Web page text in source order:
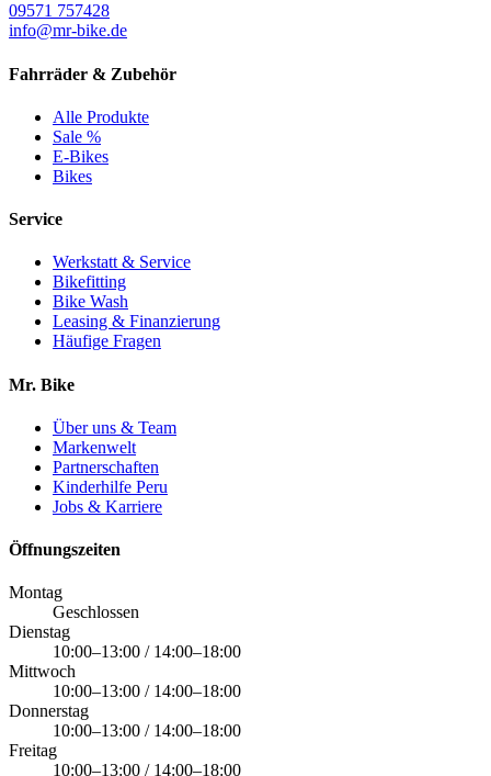
09571 757428
info@mr-bike.de
Fahrräder & Zubehör
Alle Produkte
Sale %
E-Bikes
Bikes
Service
Werkstatt & Service
Bikefitting
Bike Wash
Leasing & Finanzierung
Häufige Fragen
Mr. Bike
Über uns & Team
Markenwelt
Partnerschaften
Kinderhilfe Peru
Jobs & Karriere
Öffnungszeiten
Montag
Geschlossen
Dienstag
10:00–13:00 / 14:00–18:00
Mittwoch
10:00–13:00 / 14:00–18:00
Donnerstag
10:00–13:00 / 14:00–18:00
Freitag
10:00–13:00 / 14:00–18:00